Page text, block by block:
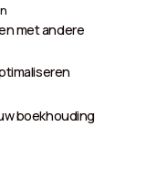
met andere
boekhouding